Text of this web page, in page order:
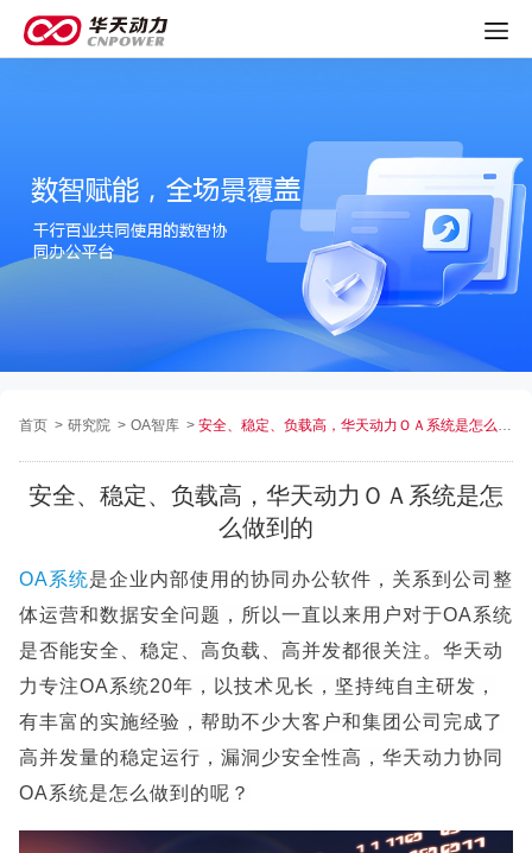
首页 > 研究院 > OA智库 > 安全、稳定、负载高，华天动力ＯＡ系统是怎么做到的
安全、稳定、负载高，华天动力ＯＡ系统是怎
么做到的
OA系统是企业内部使用的协同办公软件，关系到公司整
体运营和数据安全问题，所以一直以来用户对于OA系统
是否能安全、稳定、高负载、高并发都很关注。华天动
力专注OA系统20年，以技术见长，坚持纯自主研发，
有丰富的实施经验，帮助不少大客户和集团公司完成了
高并发量的稳定运行，漏洞少安全性高，华天动力协同
OA系统是怎么做到的呢？